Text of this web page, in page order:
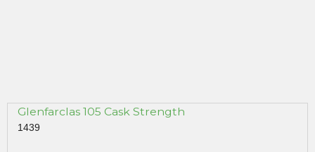
Glenfarclas 105 Cask Strength
1439